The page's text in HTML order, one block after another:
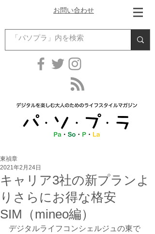
お問い合わせ
キャリア3社の新プランよ
りさらにお得な格安
SIM（mineo編）
東禎章
2021年2月24日
デジタルライフコンシェルジュの東で